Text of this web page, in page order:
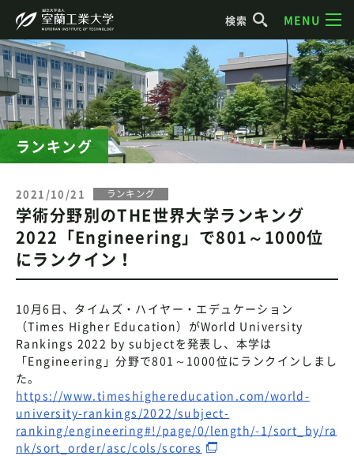
検索 MENU
ランキング
2021/10/21 ランキング
学術分野別のTHE世界大学ランキング
2022「Engineering」で801～1000位
にランクイン！
10月6日、タイムズ・ハイヤー・エデュケーション
（Times Higher Education）がWorld University
Rankings 2022 by subjectを発表し、本学は
「Engineering」分野で801～1000位にランクインしまし
た。
https://www.timeshighereducation.com/world-
university-rankings/2022/subject-
ranking/engineering#!/page/0/length/-1/sort_by/ra
nk/sort_order/asc/cols/scores